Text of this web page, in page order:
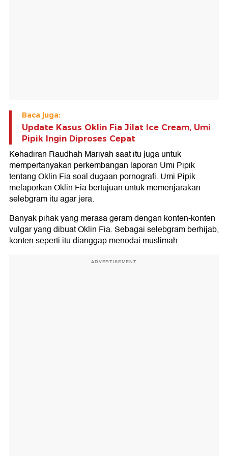
Baca juga:
Update Kasus Oklin Fia Jilat Ice Cream, Umi
Pipik Ingin Diproses Cepat
Kehadiran Raudhah Mariyah saat itu juga untuk
mempertanyakan perkembangan laporan Umi Pipik
tentang Oklin Fia soal dugaan pornografi. Umi Pipik
melaporkan Oklin Fia bertujuan untuk memenjarakan
selebgram itu agar jera.
Banyak pihak yang merasa geram dengan konten-konten
vulgar yang dibuat Oklin Fia. Sebagai selebgram berhijab,
konten seperti itu dianggap menodai muslimah.
ADVERTISEMENT